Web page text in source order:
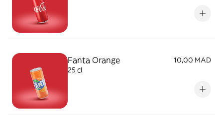
Fanta Orange
10,00 MAD
25 cl